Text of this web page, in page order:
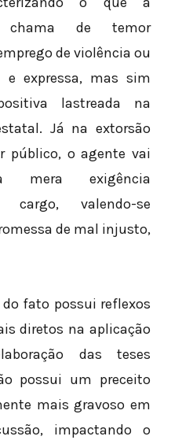
chama de temor
de violência ou
e expressa, mas sim
lastreada na
Já na extorsão
público, o agente vai
exigência
cargo, valendo-se
de mal injusto,
fato possui reflexos
diretos na aplicação
das teses
possui um preceito
mais gravoso em
impactando o